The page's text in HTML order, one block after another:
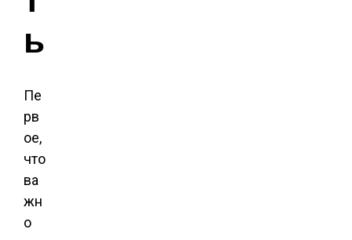
ы
Пе
рв
ое,
что
ва
жн
о